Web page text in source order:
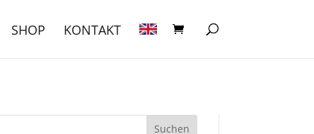
SHOP KONTAKT